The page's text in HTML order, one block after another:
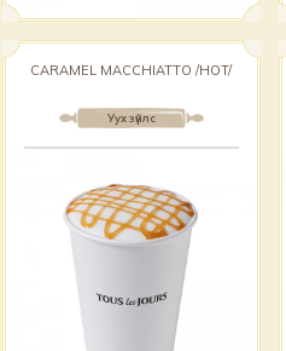
Уух зүйлс
CARAMEL MACCHIATTO /HOT/